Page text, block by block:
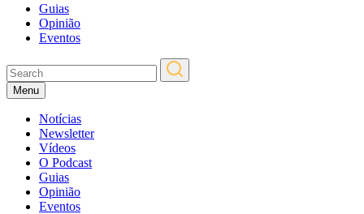
Guias
Opinião
Eventos
Menu
Notícias
Newsletter
Vídeos
O Podcast
Guias
Opinião
Eventos